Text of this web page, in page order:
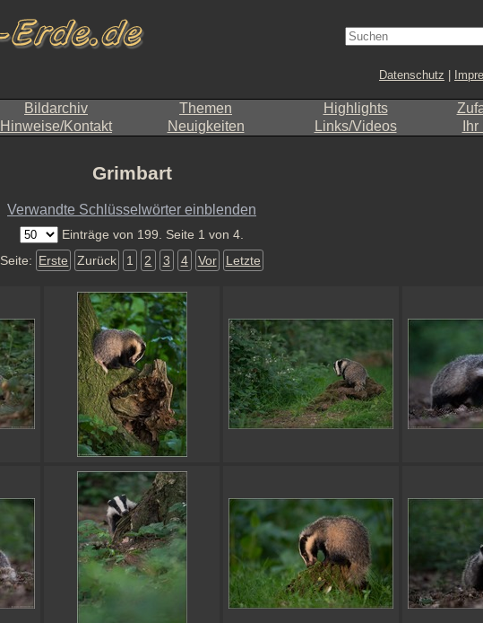
Datenschutz
Bildarchiv Themen Highlights
Hinweise/Kontakt Neuigkeiten Links/Videos
Grimbart
Verwandte Schlüsselwörter einblenden
Einträge von 199. Seite 1 von 4.
Seite: Erste Zurück 1 2 3 4 Vor Letzte